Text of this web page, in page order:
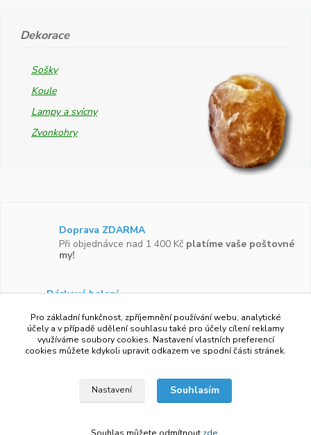
Dekorace
Sošky
Koule
Lampy a svícny
Zvonkohry
Doprava ZDARMA
Při objednávce nad 1 400 Kč platíme vaše poštovné
my!
Dárkové balení
Ověřeno zákazníky
Pro základní funkčnost, zpříjemnění používání webu, analytické
účely a v případě udělení souhlasu také pro účely cílení reklamy
využíváme soubory cookies. Nastavení vlastních preferencí
cookies můžete kdykoli upravit odkazem ve spodní části stránek.
Nastavení Souhlasím